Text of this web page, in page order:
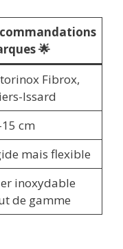
🌟
Fibrox,
Issard
cm
mais flexible
inoxydable
de gamme